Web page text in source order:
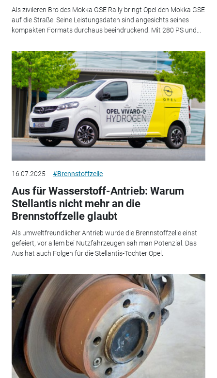
Als zivileren Bro des Mokka GSE Rally bringt Opel den Mokka GSE
auf die Straße. Seine Leistungsdaten sind angesichts seines
kompakten Formats durchaus beeindruckend. Mit 280 PS und...
16.07.2025 #Brennstoffzelle
Aus für Wasserstoff-Antrieb: Warum
Stellantis nicht mehr an die
Brennstoffzelle glaubt
Als umweltfreundlicher Antrieb wurde die Brennstoffzelle einst
gefeiert, vor allem bei Nutzfahrzeugen sah man Potenzial. Das
Aus hat auch Folgen für die Stellantis-Tochter Opel.